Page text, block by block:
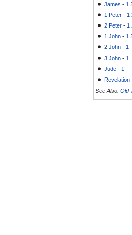
James - 1
1 Peter - 1
2 Peter - 1
1 John - 1
2 John -1
3 John - 1
Jude - 1
Revelation
See Also: Old